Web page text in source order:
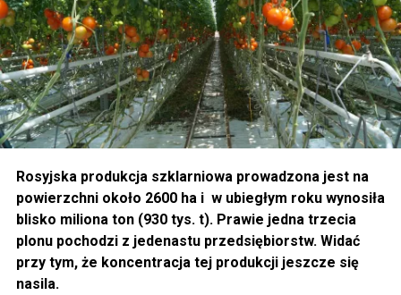
Rosyjska produkcja szklarniowa prowadzona jest na
powierzchni około 2600 ha i w ubiegłym roku wynosiła
blisko miliona ton (930 tys. t). Prawie jedna trzecia
plonu pochodzi z jedenastu przedsiębiorstw. Widać
przy tym, że koncentracja tej produkcji jeszcze się
nasila.